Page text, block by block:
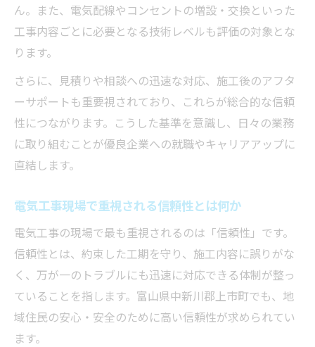
電気工事評価基準が進路決定の指標になる
訳
電気工事士資格取得と評価基準の関係性を
解説
将来像を描く電気工事評価基準の使い方
電気工事分野で勝ち組を目指すための進路
思考
現場で評価される電気工事士への成長プロ
セス
電気工事の基本を体得するポイントを伝授
実績を積むことで得られる電気工事士の評
ん。また、電気配線やコンセントの増設・交換といった
工事内容ごとに必要となる技術レベルも評価の対象とな
ります。
さらに、見積りや相談への迅速な対応、施工後のアフタ
ーサポートも重要視されており、これらが総合的な信頼
性につながります。こうした基準を意識し、日々の業務
に取り組むことが優良企業への就職やキャリアアップに
直結します。
電気工事現場で重視される信頼性とは何か
電気工事の現場で最も重視されるのは「信頼性」です。
信頼性とは、約束した工期を守り、施工内容に誤りがな
く、万が一のトラブルにも迅速に対応できる体制が整っ
ていることを指します。富山県中新川郡上市町でも、地
域住民の安心・安全のために高い信頼性が求められてい
ます。